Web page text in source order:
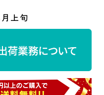
上旬